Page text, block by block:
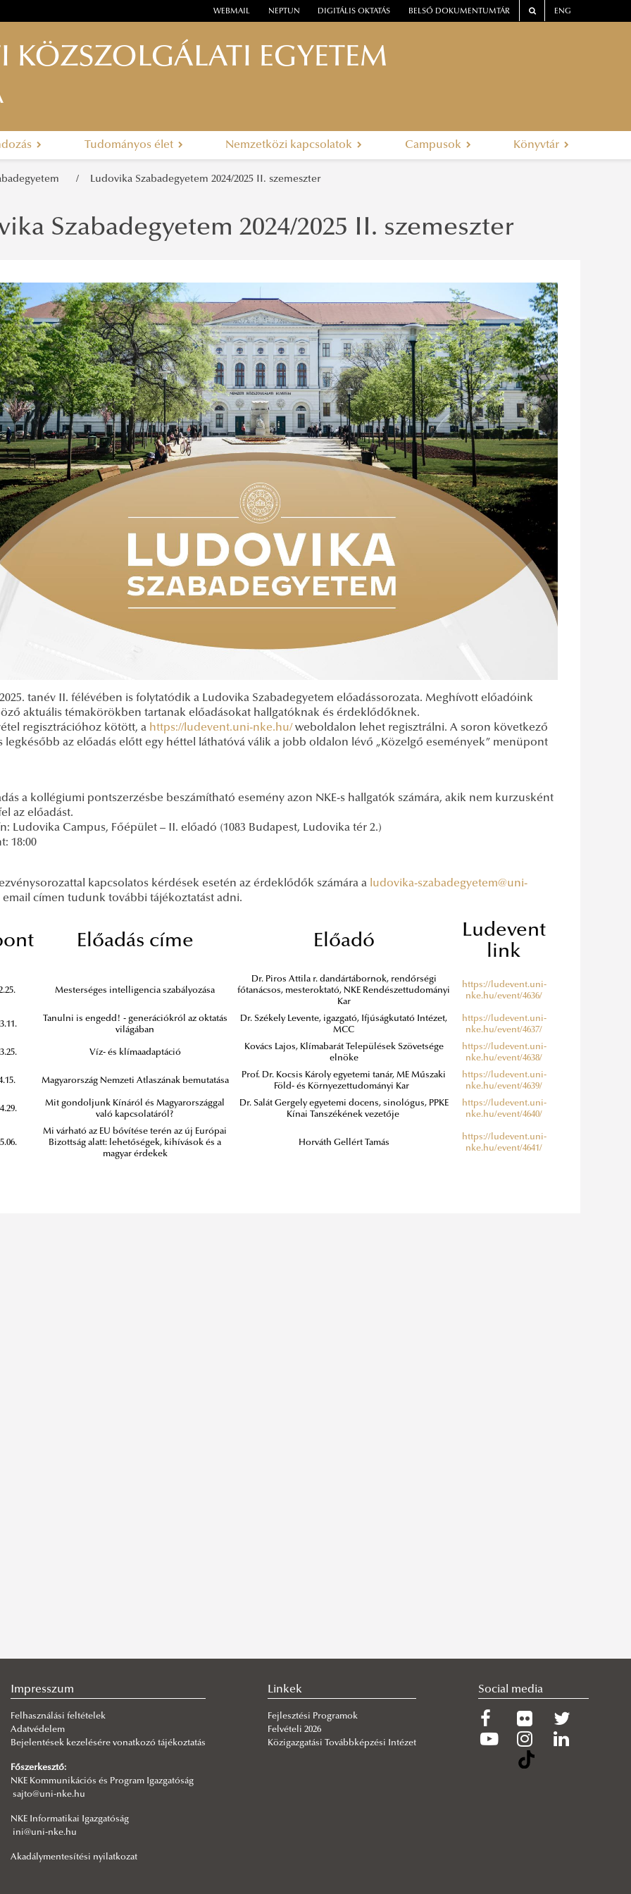
WEBMAIL NEPTUN DIGITÁLIS OKTATÁS BELSŐ DOKUMENTUMTÁR ENG
KÖZSZOLGÁLATI EGYETEM
Tudományos élet Nemzetközi kapcsolatok Campusok Könyvtár
Ludovika Szabadegyetem 2024/2025 II. szemeszter
Szabadegyetem 2024/2025 II. szemeszter
2025. tanév II. félévében is folytatódik a Ludovika Szabadegyetem előadássorozata. Meghívott előadóink
aktuális témakörökben tartanak előadásokat hallgatóknak és érdeklődőknek.
regisztrációhoz kötött, a https://ludevent.uni-nke.hu/ weboldalon lehet regisztrálni. A soron következő
legkésőbb az előadás előtt egy héttel láthatóvá válik a jobb oldalon lévő „Közelgő események” menüpont
a kollégiumi pontszerzésbe beszámítható esemény azon NKE-s hallgatók számára, akik nem kurzusként
az előadást.
Ludovika Campus, Főépület – II. előadó (1083 Budapest, Ludovika tér 2.)
18:00
kapcsolatos kérdések esetén az érdeklődők számára a ludovika-szabadegyetem@uni-
email címen tudunk további tájékoztatást adni.
Előadás címe Előadó
Ludevent
link
Mesterséges intelligencia szabályozása
Dr. Piros Attila r. dandártábornok, rendőrségi
főtanácsos, mesteroktató, NKE Rendészettudományi
Kar
https://ludevent.uni-
nke.hu/event/4636/
Tanulni is engedd! - generációkról az oktatás
világában
Dr. Székely Levente, igazgató, Ifjúságkutató Intézet,
MCC
https://ludevent.uni-
nke.hu/event/4637/
Víz- és klímaadaptáció
Kovács Lajos, Klímabarát Települések Szövetsége
elnöke
https://ludevent.uni-
nke.hu/event/4638/
Magyarország Nemzeti Atlaszának bemutatása
Prof. Dr. Kocsis Károly egyetemi tanár, ME Műszaki
Föld- és Környezettudományi Kar
https://ludevent.uni-
nke.hu/event/4639/
Mit gondoljunk Kínáról és Magyarországgal
való kapcsolatáról?
Dr. Salát Gergely egyetemi docens, sinológus, PPKE
Kínai Tanszékének vezetője
https://ludevent.uni-
nke.hu/event/4640/
Mi várható az EU bővítése terén az új Európai
Bizottság alatt: lehetőségek, kihívások és a
magyar érdekek
Horváth Gellért Tamás
https://ludevent.uni-
nke.hu/event/4641/
Impresszum
Felhasználási feltételek
Adatvédelem
Bejelentések kezelésére vonatkozó tájékoztatás
Főszerkesztő:
NKE Kommunikációs és Program Igazgatóság
sajto@uni-nke.hu
NKE Informatikai Igazgatóság
ini@uni-nke.hu
Akadálymentesítési nyilatkozat
Linkek
Fejlesztési Programok
Felvételi 2026
Közigazgatási Továbbképzési Intézet
Social media